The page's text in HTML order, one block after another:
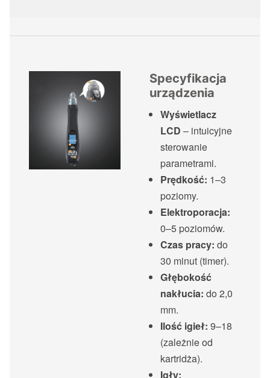
Specyfikacja
urządzenia
Wyświetlacz
LCD – intuicyjne
sterowanie
parametrami.
Prędkość: 1–3
poziomy.
Elektroporacja:
0–5 poziomów.
Czas pracy: do
30 minut (timer).
Głębokość
nakłucia: do 2,0
mm.
Ilość igieł: 9–18
(zależnie od
kartridża).
Igły: